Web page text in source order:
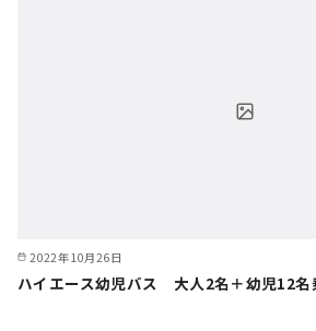
2022年10月26日
ハイエース幼児バス 大人2名＋幼児12名